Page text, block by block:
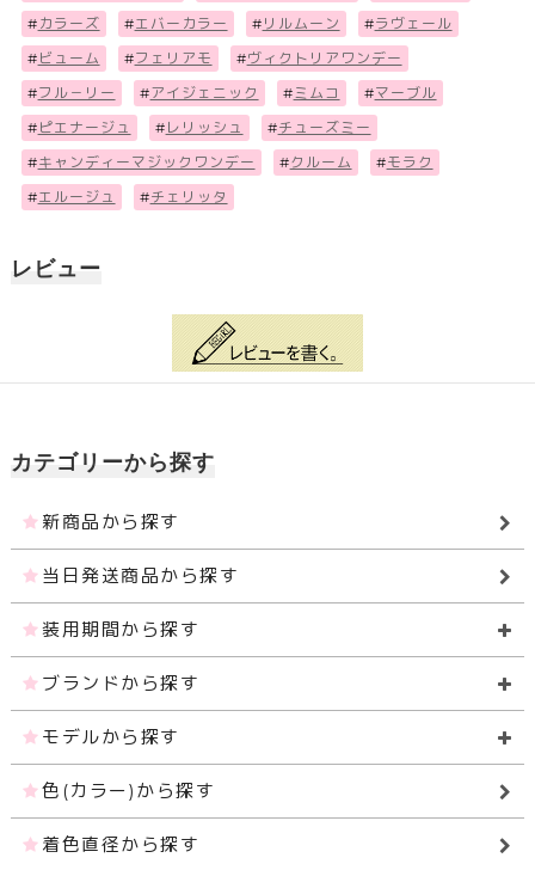
# カラーズ #エバーカラー # リルムーン #ラヴェール
# ビューム #フェリアモ #ヴィクトリアワンデー
#フル－リー #アイジェニック #ミムコ #マーブル
# ピエナージュ # レリッシュ #チューズミー
#キャンディーマジックワンデー #クルーム #モラク
#エルージュ #チェリッタ
レビュー
カテゴリーから探す
新商品から探す
当日発送商品から探す
装用期間から探す
ブランドから探す
モデルから探す
色(カラー)から探す
着色直径から探す